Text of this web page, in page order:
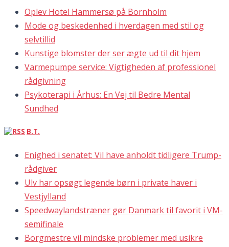
Oplev Hotel Hammersø på Bornholm
Mode og beskedenhed i hverdagen med stil og
selvtillid
Kunstige blomster der ser ægte ud til dit hjem
Varmepumpe service: Vigtigheden af professionel
rådgivning
Psykoterapi i Århus: En Vej til Bedre Mental
Sundhed
B.T.
Enighed i senatet: Vil have anholdt tidligere Trump-
rådgiver
Ulv har opsøgt legende børn i private haver i
Vestjylland
Speedwaylandstræner gør Danmark til favorit i VM-
semifinale
Borgmestre vil mindske problemer med usikre